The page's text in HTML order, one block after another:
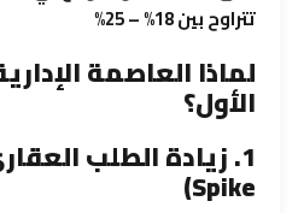
تتراوح بين 18% – 25%
لماذا العاصمة
الأول؟
Spike)